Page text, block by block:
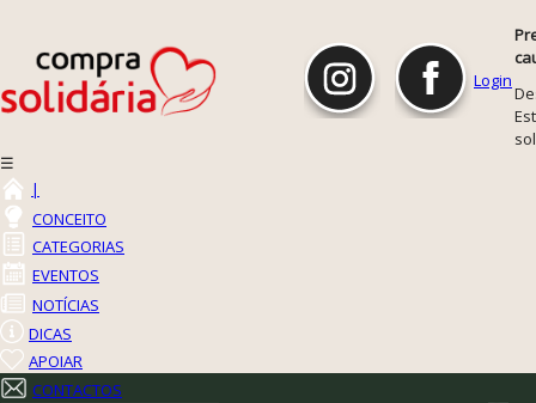
Login
☰
|
CONCEITO
CATEGORIAS
EVENTOS
NOTÍCIAS
DICAS
APOIAR
CONTACTOS